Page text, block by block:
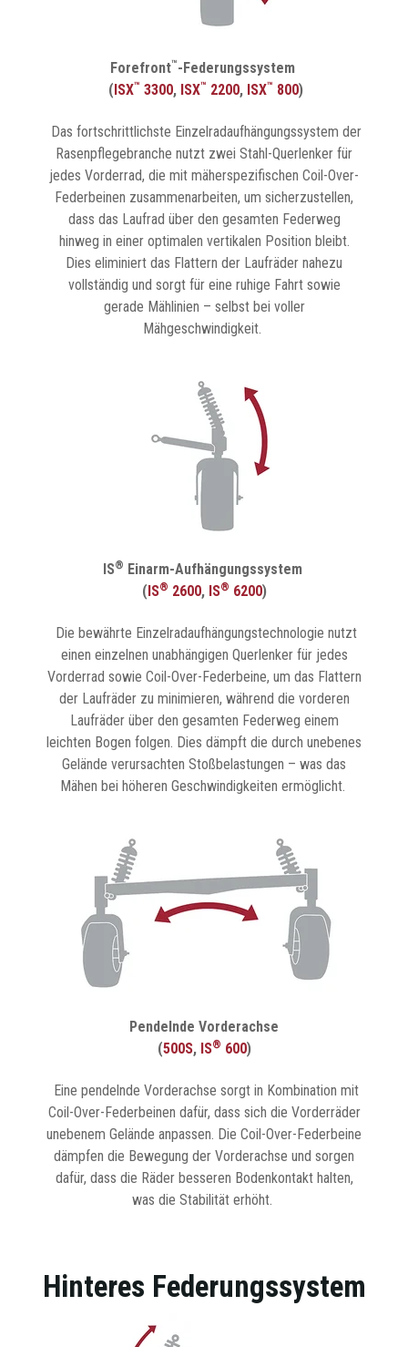
Forefront™-Federungssystem
(ISX™ 3300, ISX™ 2200, ISX™ 800)
Das fortschrittlichste Einzelradaufhängungssystem der
Rasenpflegebranche nutzt zwei Stahl-Querlenker für
jedes Vorderrad, die mit mäherspezifischen Coil-Over-
Federbeinen zusammenarbeiten, um sicherzustellen,
dass das Laufrad über den gesamten Federweg
hinweg in einer optimalen vertikalen Position bleibt.
Dies eliminiert das Flattern der Laufräder nahezu
vollständig und sorgt für eine ruhige Fahrt sowie
gerade Mählinien – selbst bei voller
Mähgeschwindigkeit.
IS® Einarm-Aufhängungssystem
(IS® 2600, IS® 6200)
Die bewährte Einzelradaufhängungstechnologie nutzt
einen einzelnen unabhängigen Querlenker für jedes
Vorderrad sowie Coil-Over-Federbeine, um das Flattern
der Laufräder zu minimieren, während die vorderen
Laufräder über den gesamten Federweg einem
leichten Bogen folgen. Dies dämpft die durch unebenes
Gelände verursachten Stoßbelastungen – was das
Mähen bei höheren Geschwindigkeiten ermöglicht.
Pendelnde Vorderachse
(500S, IS® 600)
Eine pendelnde Vorderachse sorgt in Kombination mit
Coil-Over-Federbeinen dafür, dass sich die Vorderräder
unebenem Gelände anpassen. Die Coil-Over-Federbeine
dämpfen die Bewegung der Vorderachse und sorgen
dafür, dass die Räder besseren Bodenkontakt halten,
was die Stabilität erhöht.
Hinteres Federungssystem